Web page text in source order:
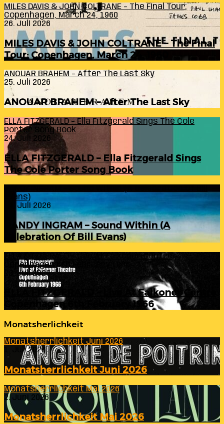
MILES DAVIS & JOHN COLTRANE – The Final Tour:
Copenhagen, March 24, 1960
26. Juli 2026
MILES DAVIS & JOHN COLTRANE – The Final
Tour: Copenhagen, March 24, 1960
ANOUAR BRAHEM – After The Last Sky
25. Juli 2026
ANOUAR BRAHEM – After The Last Sky
ELLA FITZGERALD – Ella Fitzgerald Sings The Cole
Porter Song Book
24. Juli 2026
ELLA FITZGERALD – Ella Fitzgerald Sings
The Cole Porter Song Book
Evans)
24. Juli 2026
RANDY INGRAM – Sound Within (A
Celebration Of Bill Evans)
ELLA FITZGERALD – Live At Falkoner Centre
Copenhagen 6th February 1966
23. Juli 2026
ELLA FITZGERALD – Live At Falkoner Centre
Copenhagen 6th February 1966
Monatsherlichkeit
Monatsherrlichkeit Juni 2026
1. Juli 2026
Monatsherrlichkeit Juni 2026
Monatsherrlichkeit Mai 2026
2. Juni 2026
Monatsherrlichkeit Mai 2026